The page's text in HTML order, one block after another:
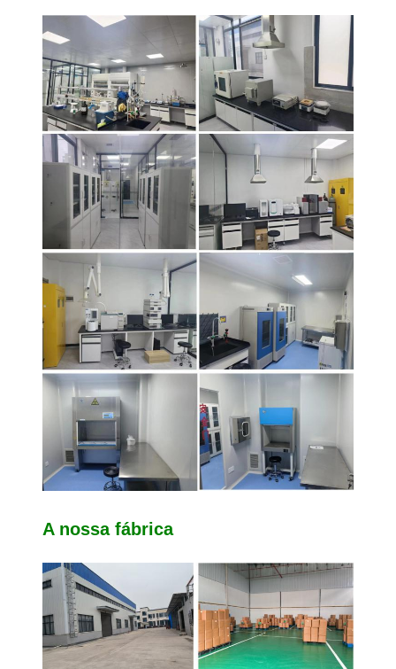
A nossa fábrica